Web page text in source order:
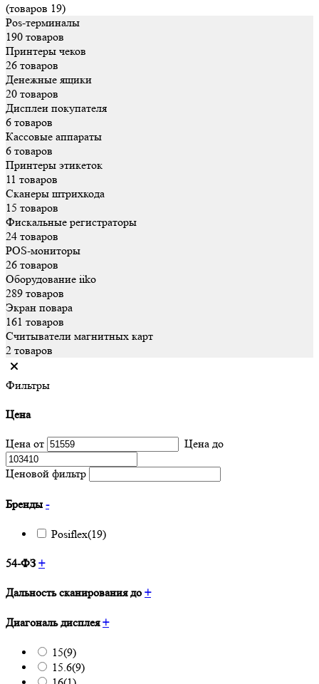
(товаров 19)
Pos-терминалы
190 товаров
Принтеры чеков
26 товаров
Денежные ящики
20 товаров
Дисплеи покупателя
6 товаров
Кассовые аппараты
6 товаров
Принтеры этикеток
11 товаров
Сканеры штрихкода
15 товаров
Фискальные регистраторы
24 товаров
POS-мониторы
26 товаров
Оборудование iiko
289 товаров
Экран повара
161 товаров
Считыватели магнитных карт
2 товаров
Фильтры
Цена
Цена от Цена до
Ценовой фильтр
Бренды -
Posiflex(19)
54-ФЗ +
Дальность сканирования до +
Диагональ дисплея+
15(9)
15.6(9)